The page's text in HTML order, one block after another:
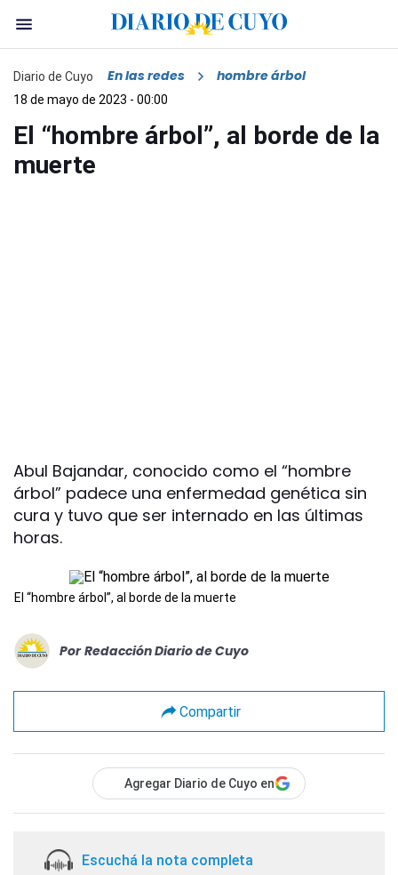
Diario de Cuyo En las redes hombre árbol
18 de mayo de 2023 - 00:00
El “hombre árbol”, al borde de la
muerte
Abul Bajandar, conocido como el “hombre
árbol” padece una enfermedad genética sin
cura y tuvo que ser internado en las últimas
horas.
El “hombre árbol”, al borde de la muerte
Por Redacción Diario de Cuyo
Compartir
Agregar Diario de Cuyo en
Escuchá la nota completa